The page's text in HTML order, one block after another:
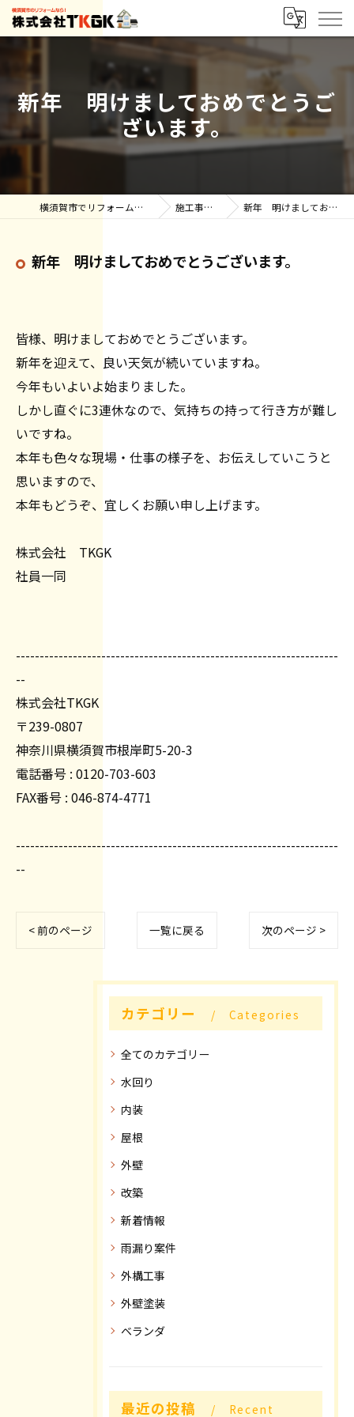
新年 明けましておめでとうご
ざいます。
横須賀市でリフォーム・雨漏りなら株式会社TKGK 施工事例【ブログ】 新年 明けましておめでとうございます。
新年 明けましておめでとうございます。
皆様、明けましておめでとうございます。
新年を迎えて、良い天気が続いていますね。
今年もいよいよ始まりました。
しかし直ぐに3連休なので、気持ちの持って行き方が難し
いですね。
本年も色々な現場・仕事の様子を、お伝えしていこうと
思いますので、
本年もどうぞ、宜しくお願い申し上げます。
株式会社 TKGK
社員一同
--------------------------------------------------------------------
--
株式会社TKGK
〒239-0807
神奈川県横須賀市根岸町5-20-3
電話番号 : 0120-703-603
FAX番号 : 046-874-4771
--------------------------------------------------------------------
--
< 前のページ 一覧に戻る 次のページ >
カテゴリー Categories
全てのカテゴリー
水回り
内装
屋根
外壁
改築
新着情報
雨漏り案件
外構工事
外壁塗装
ベランダ
最近の投稿 Recent